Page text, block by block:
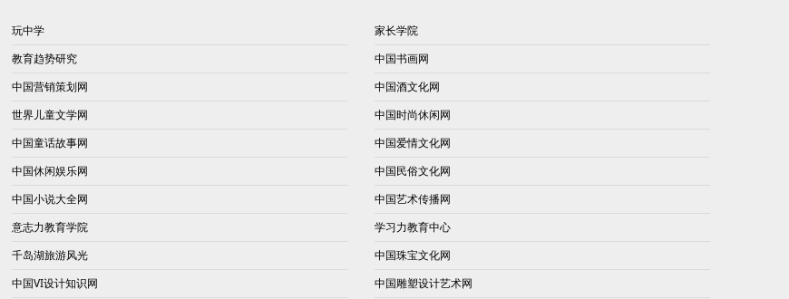
玩中学
教育趋势研究
中国营销策划网
世界儿童文学网
中国童话故事网
中国休闲娱乐网
中国小说大全网
意志力教育学院
千岛湖旅游风光
中国VI设计知识网
家长学院
中国书画网
中国酒文化网
中国时尚休闲网
中国爱情文化网
中国民俗文化网
中国艺术传播网
学习力教育中心
中国珠宝文化网
中国雕塑设计艺术网